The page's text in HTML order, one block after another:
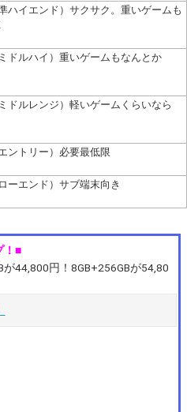
準ハイエンド）サクサク。重いゲームも
ミドルハイ）重いゲームもなんとか
ミドルレンジ）軽いゲームくらいなら
エントリー）必要最低限
ローエンド）サブ端末向き
！■
44,800円！8GB+256GBが54,80